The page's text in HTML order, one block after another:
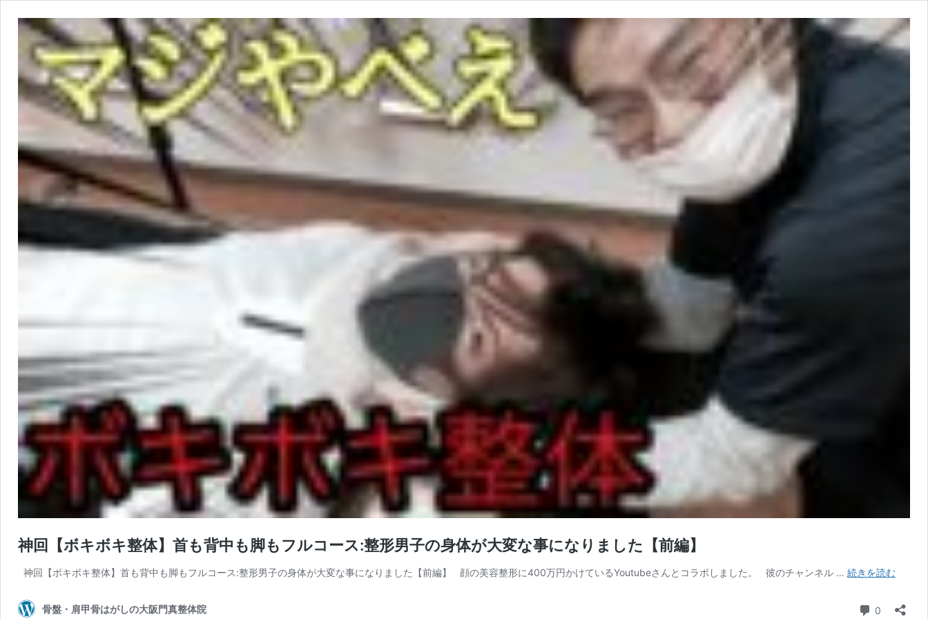
神回【ボキボキ整体】首も背中も脚もフルコース:整形男子の身体が大変な事になりました【前編】
神回【ボキボキ整体】首も背中も脚もフルコース:整形男子の身体が大変な事になりました【前編】 顔の美容整形に400万円かけているYoutubeさんとコラボしました。 彼のチャンネル … 続きを読む神
キ
骨盤・肩甲骨はがしの大阪門真整体院 0 コメント